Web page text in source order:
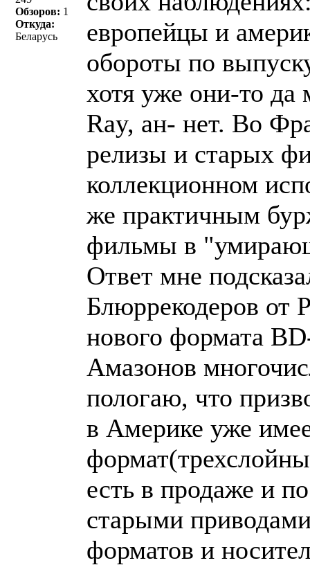
Обзоров: 1
Откуда:
Беларусь
европейцы и
обороты по
хотя уже они-то
Ray, ан- нет. Во
релизы и старых
коллекционном
же практичным
фильмы в
Ответ мне
Блюррекодеров от
нового формата
Амазонов
пологаю, что
в Америке уже
есть в продаже и
старыми
форматов и